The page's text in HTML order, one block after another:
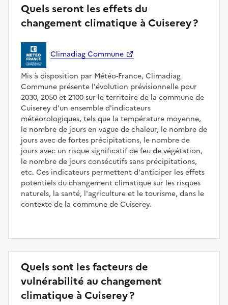
Quels seront les effets du
changement climatique à Cuiserey ?
Climadiag Commune
Mis à disposition par Météo-France, Climadiag
Commune présente l'évolution prévisionnelle pour
2030, 2050 et 2100 sur le territoire de la commune de
Cuiserey d'un ensemble d'indicateurs
météorologiques, tels que la température moyenne,
le nombre de jours en vague de chaleur, le nombre de
jours avec de fortes précipitations, le nombre de
jours avec un risque significatif de feu de végétation,
le nombre de jours consécutifs sans précipitations,
etc. Ces indicateurs permettent d'anticiper les effets
potentiels du changement climatique sur les risques
naturels, la santé, l'agriculture et le tourisme, dans le
contexte de la commune de Cuiserey.
Quels sont les facteurs de
vulnérabilité au changement
climatique à Cuiserey ?